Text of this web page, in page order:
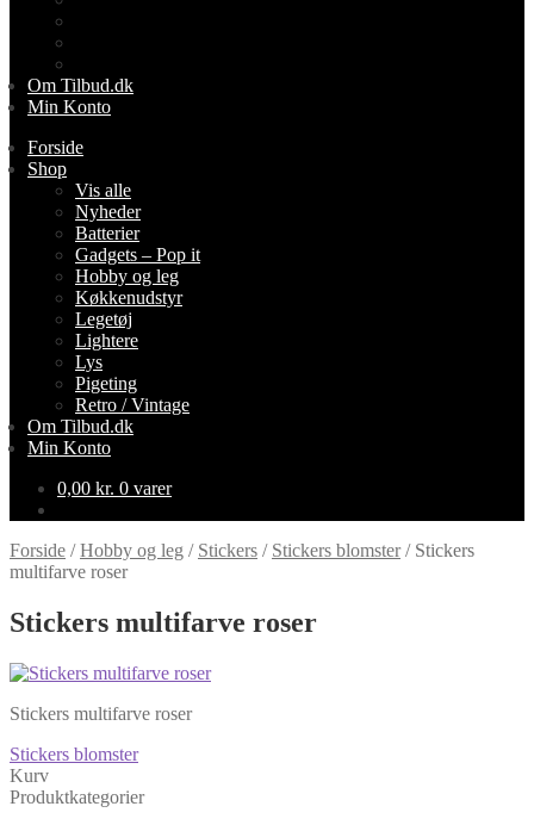
Om Tilbud.dk
Min Konto
Forside
Shop
Vis alle
Nyheder
Batterier
Gadgets – Pop it
Hobby og leg
Køkkenudstyr
Legetøj
Lightere
Lys
Pigeting
Retro / Vintage
Om Tilbud.dk
Min Konto
0,00 kr. 0 varer
Forside /Hobby og leg / Stickers / Stickers blomster/ Stickers
multifarve roser
Stickers multifarve roser
Stickers multifarve roser
Indlægsnavigation
Forrige
indlæg:
Stickers blomster
Kurv
Produktkategorier